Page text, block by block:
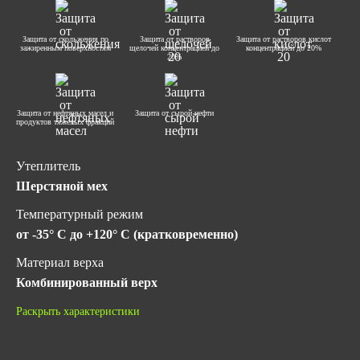
Защита от скольжения по
зажиренным поверхностям
Защита от растворов
щелочей концентрацией до
20%
Защита от растворов кислот
концентрацией до 20%
Защита от нефтяных масел и
продуктов тяжелых фракций
Защита от сырой нефти
Утеплитель
Шерстяной мех
Температурный режим
от -35° C до +120° C (кратковременно)
Материал верха
Комбинированный верх
Метод крепления подошвы
Раскрыть характеристики